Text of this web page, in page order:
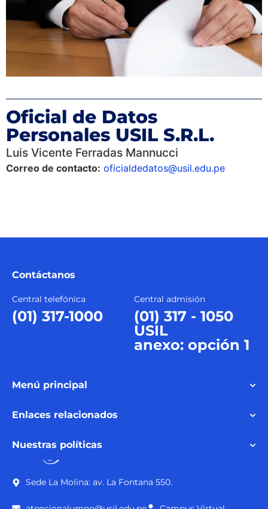
Oficial de Datos
Personales USIL S.R.L.
Luis Vicente Ferradas Mannucci
Correo de contacto: oficialdedatos@usil.edu.pe
Contáctanos
Central telefónica
(01) 317-1000
Central admisión
(01) 317 - 1050
USIL
anexo: opción 1
Menú principal
Enlaces relacionados
Nuestras políticas
Sede La Molina: av. La Fontana 550.